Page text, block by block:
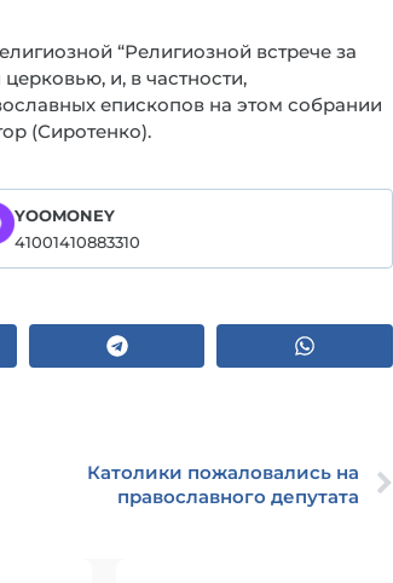
“Религиозной встрече за
и, в частности,
епископов на этом собрании
(Сиротенко).
YOOMONEY
41001410883310
Католики пожаловались на
православного депутата